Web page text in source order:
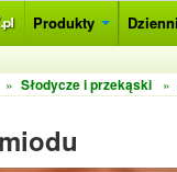
Produkty
» Słodycze i przekąski »